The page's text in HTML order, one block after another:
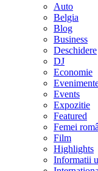
Auto
Belgia
Blog
Business
Deschidere
DJ
Economie
Events
Expozitie
Featured
Femei
Film
Highlights
Informatii